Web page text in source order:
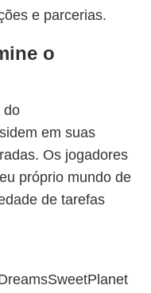
e parcerias.
o
do
em suas
Os jogadores
próprio mundo de
de tarefas